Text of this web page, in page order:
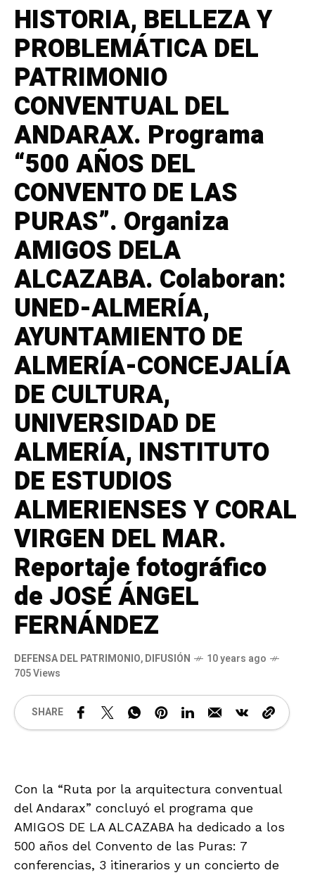
HISTORIA, BELLEZA Y
PROBLEMÁTICA DEL
PATRIMONIO
CONVENTUAL DEL
ANDARAX. Programa
“500 AÑOS DEL
CONVENTO DE LAS
PURAS”. Organiza
AMIGOS DELA
ALCAZABA. Colaboran:
UNED-ALMERÍA,
AYUNTAMIENTO DE
ALMERÍA-CONCEJALÍA
DE CULTURA,
UNIVERSIDAD DE
ALMERÍA, INSTITUTO
DE ESTUDIOS
ALMERIENSES Y CORAL
VIRGEN DEL MAR.
Reportaje fotográfico
de JOSÉ ÁNGEL
FERNÁNDEZ
DEFENSA DEL PATRIMONIO,DIFUSIÓN
10 years ago
705 Views
SHARE
Con la “Ruta por la arquitectura conventual
del Andarax” concluyó el programa que
AMIGOS DE LA ALCAZABA ha dedicado a los
500 años del Convento de las Puras: 7
conferencias, 3 itinerarios y un concierto de